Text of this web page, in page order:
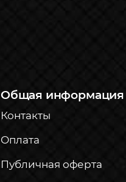
Общая информация
Контакты
Оплата
Публичная оферта